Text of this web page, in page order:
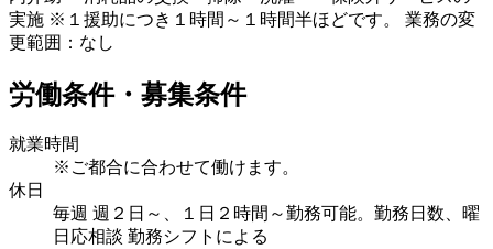
実施 ※１援助につき１時間～１時間半ほどです。 業務の変
更範囲：なし
労働条件・募集条件
就業時間
※ご都合に合わせて働けます。
休日
毎週 週２日～、１日２時間～勤務可能。勤務日数、曜
日応相談 勤務シフトによる